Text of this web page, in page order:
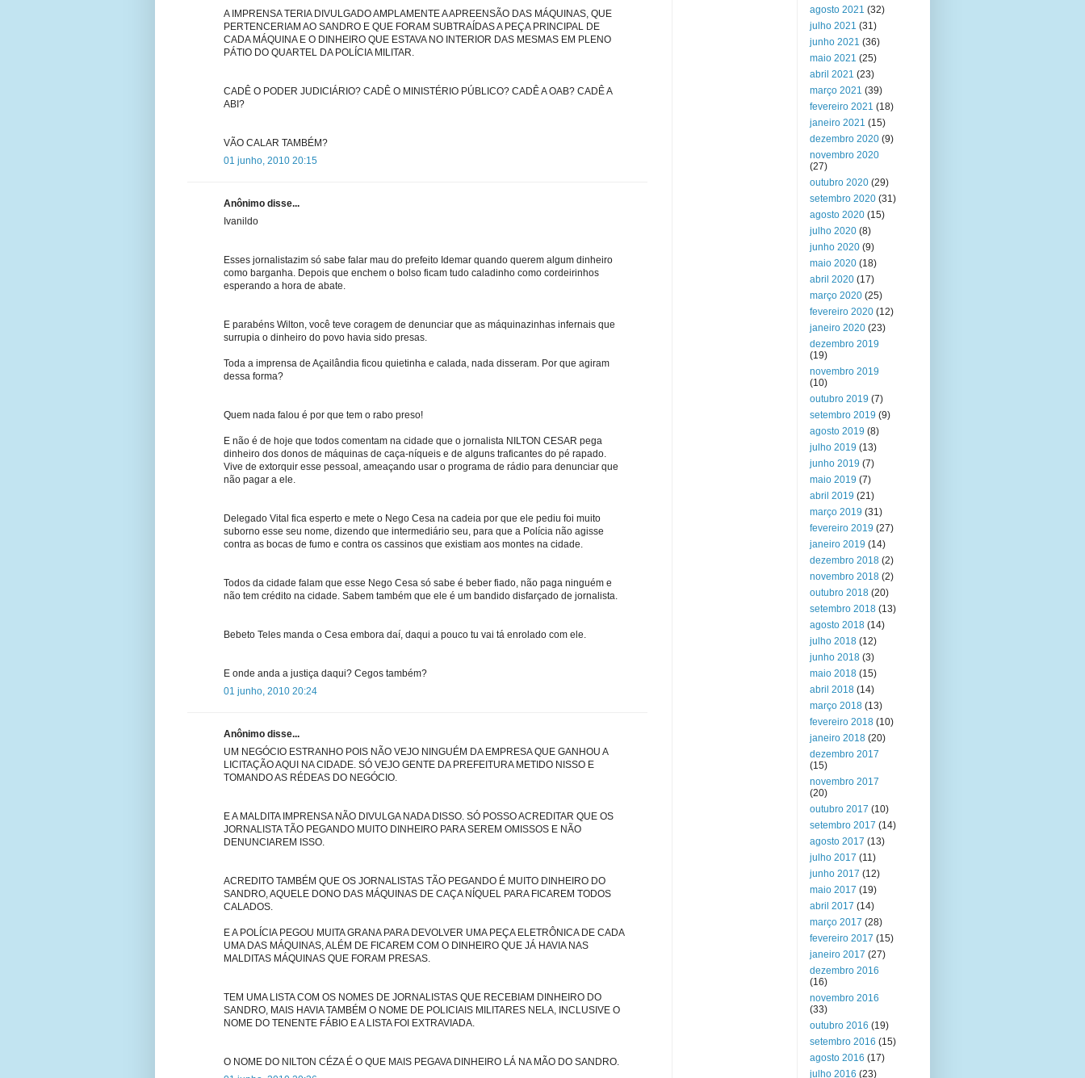
A IMPRENSA TERIA DIVULGADO AMPLAMENTE A APREENSÃO DAS MÁQUINAS, QUE
PERTENCERIAM AO SANDRO E QUE FORAM SUBTRAÍDAS A PEÇA PRINCIPAL DE
CADA MÁQUINA E O DINHEIRO QUE ESTAVA NO INTERIOR DAS MESMAS EM PLENO
PÁTIO DO QUARTEL DA POLÍCIA MILITAR.
CADÊ O PODER JUDICIÁRIO? CADÊ O MINISTÉRIO PÚBLICO? CADÊ A OAB? CADÊ A
ABI?
VÃO CALAR TAMBÉM?
01 junho, 2010 20:15
Anônimo disse...
Ivanildo
Esses jornalistazim só sabe falar mau do prefeito Idemar quando querem algum dinheiro
como barganha. Depois que enchem o bolso ficam tudo caladinho como cordeirinhos
esperando a hora de abate.
E parabéns Wilton, você teve coragem de denunciar que as máquinazinhas infernais que
surrupia o dinheiro do povo havia sido presas.
Toda a imprensa de Açailândia ficou quietinha e calada, nada disseram. Por que agiram
dessa forma?
Quem nada falou é por que tem o rabo preso!
E não é de hoje que todos comentam na cidade que o jornalista NILTON CESAR pega
dinheiro dos donos de máquinas de caça-níqueis e de alguns traficantes do pé rapado.
Vive de extorquir esse pessoal, ameaçando usar o programa de rádio para denunciar que
não pagar a ele.
Delegado Vital fica esperto e mete o Nego Cesa na cadeia por que ele pediu foi muito
suborno esse seu nome, dizendo que intermediário seu, para que a Polícia não agisse
contra as bocas de fumo e contra os cassinos que existiam aos montes na cidade.
Todos da cidade falam que esse Nego Cesa só sabe é beber fiado, não paga ninguém e
não tem crédito na cidade. Sabem também que ele é um bandido disfarçado de jornalista.
Bebeto Teles manda o Cesa embora daí, daqui a pouco tu vai tá enrolado com ele.
E onde anda a justiça daqui? Cegos também?
01 junho, 2010 20:24
Anônimo disse...
UM NEGÓCIO ESTRANHO POIS NÃO VEJO NINGUÉM DA EMPRESA QUE GANHOU A
LICITAÇÃO AQUI NA CIDADE. SÓ VEJO GENTE DA PREFEITURA METIDO NISSO E
TOMANDO AS RÉDEAS DO NEGÓCIO.
E A MALDITA IMPRENSA NÃO DIVULGA NADA DISSO. SÓ POSSO ACREDITAR QUE OS
JORNALISTA TÃO PEGANDO MUITO DINHEIRO PARA SEREM OMISSOS E NÃO
DENUNCIAREM ISSO.
ACREDITO TAMBÉM QUE OS JORNALISTAS TÃO PEGANDO É MUITO DINHEIRO DO
SANDRO, AQUELE DONO DAS MÁQUINAS DE CAÇA NÍQUEL PARA FICAREM TODOS
CALADOS.
E A POLÍCIA PEGOU MUITA GRANA PARA DEVOLVER UMA PEÇA ELETRÔNICA DE CADA
UMA DAS MÁQUINAS, ALÉM DE FICAREM COM O DINHEIRO QUE JÁ HAVIA NAS
MALDITAS MÁQUINAS QUE FORAM PRESAS.
TEM UMA LISTA COM OS NOMES DE JORNALISTAS QUE RECEBIAM DINHEIRO DO
SANDRO, MAIS HAVIA TAMBÉM O NOME DE POLICIAIS MILITARES NELA, INCLUSIVE O
NOME DO TENENTE FÁBIO E A LISTA FOI EXTRAVIADA.
O NOME DO NILTON CÉZA É O QUE MAIS PEGAVA DINHEIRO LÁ NA MÃO DO SANDRO.
agosto 2021 (32)
julho 2021 (31)
junho 2021 (36)
maio 2021 (25)
abril 2021 (23)
março 2021 (39)
fevereiro 2021 (18)
janeiro 2021 (15)
dezembro 2020 (9)
novembro 2020
(27)
outubro 2020 (29)
setembro 2020 (31)
agosto 2020 (15)
julho 2020 (8)
junho 2020 (9)
maio 2020 (18)
abril 2020 (17)
março 2020 (25)
fevereiro 2020 (12)
janeiro 2020 (23)
dezembro 2019
(19)
novembro 2019
(10)
outubro 2019 (7)
setembro 2019 (9)
agosto 2019 (8)
julho 2019 (13)
junho 2019 (7)
maio 2019 (7)
abril 2019 (21)
março 2019 (31)
fevereiro 2019 (27)
janeiro 2019 (14)
dezembro 2018 (2)
novembro 2018 (2)
outubro 2018 (20)
setembro 2018 (13)
agosto 2018 (14)
julho 2018 (12)
junho 2018 (3)
maio 2018 (15)
abril 2018 (14)
março 2018 (13)
fevereiro 2018 (10)
janeiro 2018 (20)
dezembro 2017
(15)
novembro 2017
(20)
outubro 2017 (10)
setembro 2017 (14)
agosto 2017 (13)
julho 2017 (11)
junho 2017 (12)
maio 2017 (19)
abril 2017 (14)
março 2017 (28)
fevereiro 2017 (15)
janeiro 2017 (27)
dezembro 2016
(16)
novembro 2016
(33)
outubro 2016 (19)
setembro 2016 (15)
agosto 2016 (17)
julho 2016 (23)